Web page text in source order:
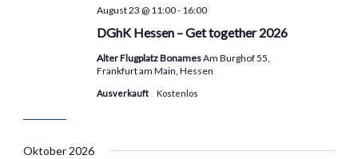
DGhK Hessen – Get together 2026
August 23 @ 11:00- 16:00
Alter Flugplatz BonamesAm Burghof 55,
Frankfurt am Main, Hessen
Ausverkauft Kostenlos
Oktober 2026